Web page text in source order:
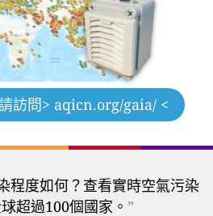
訪問> aqicn.org/gaia/ <
程度如何？查看實時空氣污染
超過100個國家。 ”